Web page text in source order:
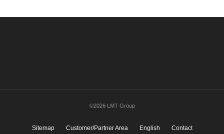
©2026 LMT Group
Sitemap Customer/Partner Area English Contact